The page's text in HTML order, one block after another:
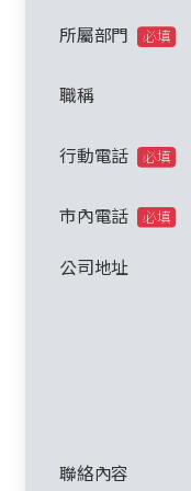
所屬部門 必填
職稱
行動電話 必填
市內電話 必填
公司地址
聯絡內容